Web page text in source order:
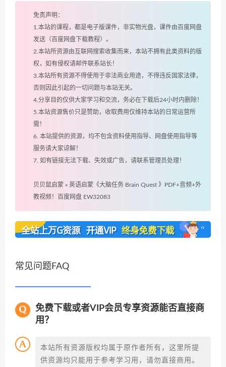
免责声明：
1.本站的课程，都是电子版课件，非实物光盘，课件由百度网盘
发送（百度网盘下载教程）。
2.本站所资源由互联网搜索收集而来，本站不拥有此类资料的版
权，如有侵权请邮件联系站长！
3.本站所有资源不得使用于非法商业用途，不得违反国家法律，
否则因此引起的一切问题与本站无关。
4.分享目的仅供大家学习和交流，务必在下载后24小时内删除！
5.本站资源售价只是赞助，收取费用仅维持本站的日常运营所
需！
6. 本站提供的资源，均不包含资料使用指导、网盘使用指导等
服务请大家谅解！
7. 如有链接无法下载、失效或广告，请联系管理员处理！
贝贝鼠启蒙 » 英语启蒙《大脑任务 Brain Quest 》PDF+音频+外
教视频！百度网盘 EW32083
常见问题FAQ
免费下载或者VIP会员专享资源能否直接商
用？
本站所有资源版权均属于原作者所有，这里所提
供资源均只能用于参考学习用，请勿直接商用。